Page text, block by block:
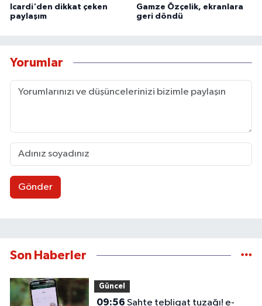
Icardi'den dikkat çeken
paylaşım
Gamze Özçelik, ekranlara
geri döndü
Yorumlar
Gönder
Son Haberler
Güncel
09:56